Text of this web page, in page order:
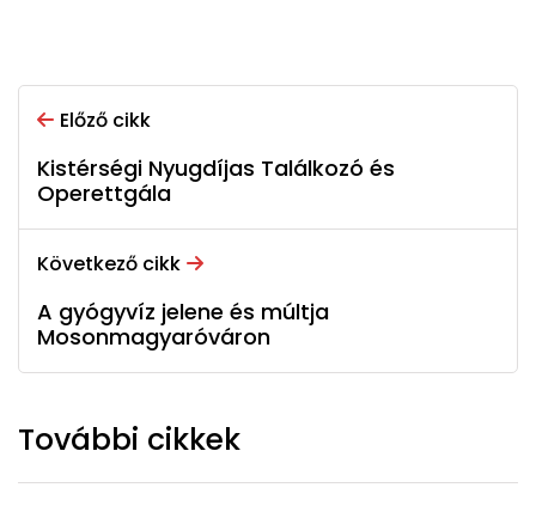
Előző cikk
Kistérségi Nyugdíjas Találkozó és
Operettgála
Következő cikk
A gyógyvíz jelene és múltja
Mosonmagyaróváron
További cikkek